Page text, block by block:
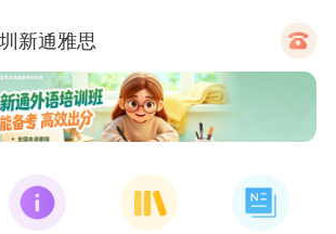
新通雅思